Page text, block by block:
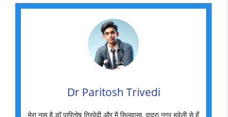
Dr Paritosh Trivedi
मेरा नाम है डॉ पारितोष त्रिवेदी और मै सिलवासा, दादरा नगर हवेली से हूँ